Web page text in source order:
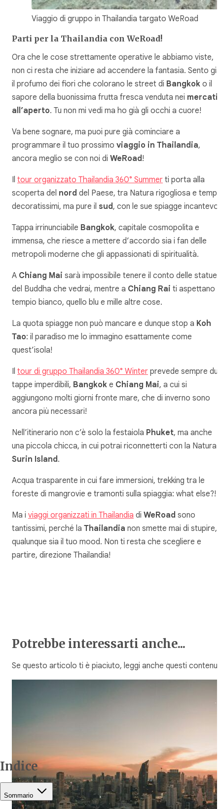
Viaggio di gruppo in Thailandia targato WeRoad
Parti per la Thailandia con WeRoad!
Ora che le cose strettamente operative le abbiamo viste,
non ci resta che iniziare ad accendere la fantasia. Sento già
il profumo dei fiori che colorano le street di Bangkok o il
sapore della buonissima frutta fresca venduta nei mercati
all’aperto. Tu non mi vedi ma ho già gli occhi a cuore!
Va bene sognare, ma puoi pure già cominciare a
programmare il tuo prossimo viaggio in Thailandia,
ancora meglio se con noi di WeRoad!
Il tour organizzato Thailandia 360° Summer ti porta alla
scoperta del nord del Paese, tra Natura rigogliosa e templi
decoratissimi, ma pure il sud, con le sue spiagge
Tappa irrinunciabile Bangkok, capitale cosmopolita e
immensa, che riesce a mettere d’accordo sia i fan delle
metropoli moderne che gli appassionati di spiritualità.
A Chiang Mai sarà impossibile tenere il conto delle statue
del Buddha che vedrai, mentre a Chiang Rai ti aspettano il
tempio bianco, quello blu e mille altre cose.
La quota spiagge non può mancare e dunque stop a Koh
Tao: il paradiso me lo immagino esattamente come
quest’isola!
Il tour di gruppo Thailandia 360° Winter prevede sempre
tappe imperdibili, Bangkok e Chiang Mai, a cui si
aggiungono molti giorni fronte mare, che di inverno sono
ancora più necessari!
Nell’itinerario non c’è solo la festaiola Phuket, ma anche
una piccola chicca, in cui potrai riconnetterti con la Natura:
Surin Island.
Acqua trasparente in cui fare immersioni, trekking tra le
foreste di mangrovie e tramonti sulla spiaggia: what else?!
Ma i viaggi organizzati in Thailandia di WeRoad sono
tantissimi, perché la Thailandia non smette mai di stupire,
qualunque sia il tuo mood. Non ti resta che scegliere e
partire, direzione Thailandia!
Indice
Sommario
Potrebbe interessarti anche...
Se questo articolo ti è piaciuto, leggi anche questi